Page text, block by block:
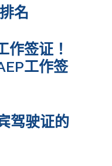
名
作签证！
工作签
驾驶证的